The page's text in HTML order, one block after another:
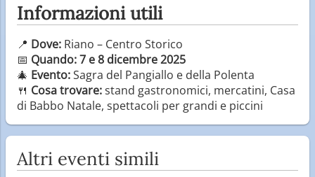
Informazioni utili
📍 Dove: Riano – Centro Storico
📅 Quando:7 e 8 dicembre 2025
🎄 Evento:Sagra del Pangiallo e della Polenta
🍴 Cosa trovare:stand gastronomici, mercatini, Casa
di Babbo Natale, spettacoli per grandi e piccini
Altri eventi simili